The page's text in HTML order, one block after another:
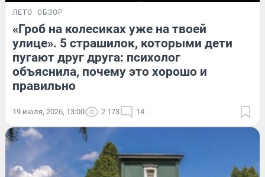
ЛЕТО ОБЗОР
«Гроб на колесиках уже на твоей
улице». 5 страшилок, которыми дети
пугают друг друга: психолог
объяснила, почему это хорошо и
правильно
19 июля, 2026, 13:00 2 173 14